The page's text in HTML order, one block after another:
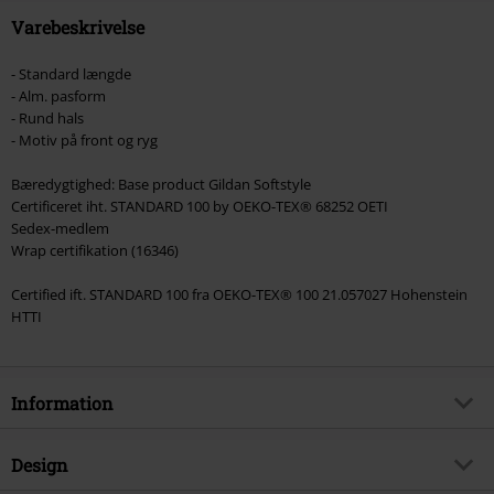
Varebeskrivelse
- Standard længde
- Alm. pasform
- Rund hals
- Motiv på front og ryg
Bæredygtighed: Base product Gildan Softstyle
Certificeret iht. STANDARD 100 by OEKO-TEX® 68252 OETI
Sedex-medlem
Wrap certifikation (16346)
Certified ift. STANDARD 100 fra OEKO-TEX® 100 21.057027 Hohenstein
HTTI
Information
Artikelnr.
Design